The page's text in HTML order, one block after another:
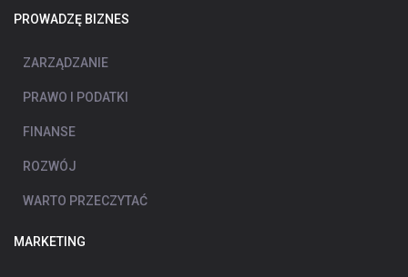
PROWADZĘ BIZNES
ZARZĄDZANIE
PRAWO I PODATKI
FINANSE
ROZWÓJ
WARTO PRZECZYTAĆ
MARKETING